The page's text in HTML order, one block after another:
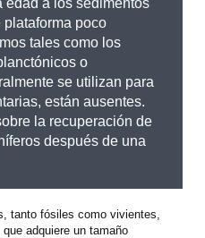
edad a los sedimentos
poco
tales como los
o
se utilizan para
están ausentes.
la recuperación de
después de una
tanto fósiles como vivientes,
adquiere un tamaño